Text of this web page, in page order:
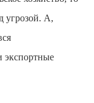
угрозой. А,
экспортные